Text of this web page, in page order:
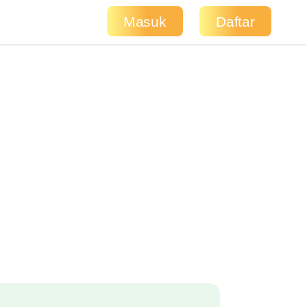
Masuk Daftar